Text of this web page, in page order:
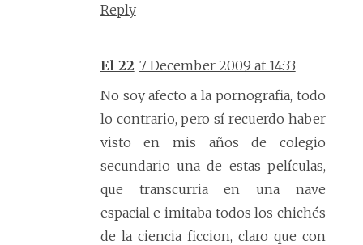
Reply
El 22 7 December 2009 at 14:33
No soy afecto a la pornografia, todo
lo contrario, pero sí recuerdo haber
visto en mis años de colegio
secundario una de estas películas,
que transcurria en una nave
espacial e imitaba todos los chichés
de la ciencia ficcion, claro que con